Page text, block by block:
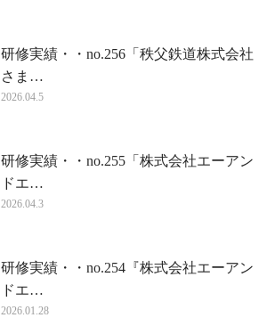
研修実績・・no.256「秩父鉄道株式会社
さま…
2026.04.5
研修実績・・no.255「株式会社エーアン
ドエ…
2026.04.3
研修実績・・no.254『株式会社エーアン
ドエ…
2026.01.28